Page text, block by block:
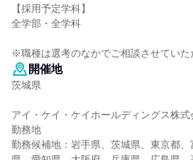
【採用予定学科】
全学部・全学科
※職種は選考のなかでご相談させてい
開催地
茨城県
アイ・ケイ・ケイホールディングス株式
勤務地
勤務候補地：岩手県、茨城県、東京都